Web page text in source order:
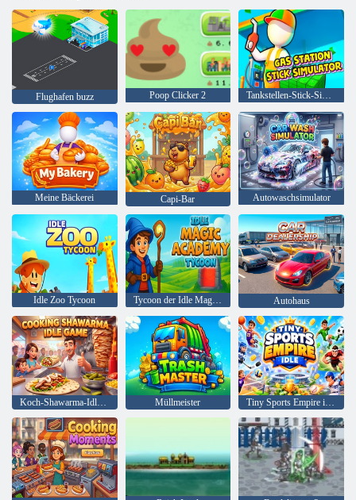
Flughafen buzz Poop Clicker 2 Tankstellen-Stick-Simulator
Meine Bäckerei Capi-Bar Autowaschsimulator
Idle Zoo Tycoon Tycoon der Idle Magic Academy Autohaus
Koch-Shawarma-Idle-Spiel Müllmeister Tiny Sports Empire im Leerlauf